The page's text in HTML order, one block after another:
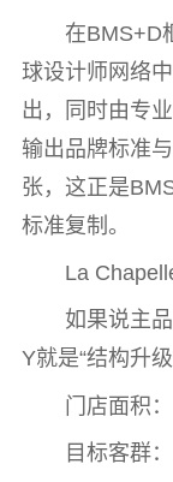
在BMS+D
球设计师网络
出，同时由专
输出品牌标准
张，这正是
标准复制。
La
如果说主
Y就是“结构升级
门店面积
目标客群